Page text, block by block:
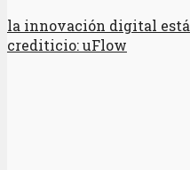
la innovación digital
crediticio: uFlow